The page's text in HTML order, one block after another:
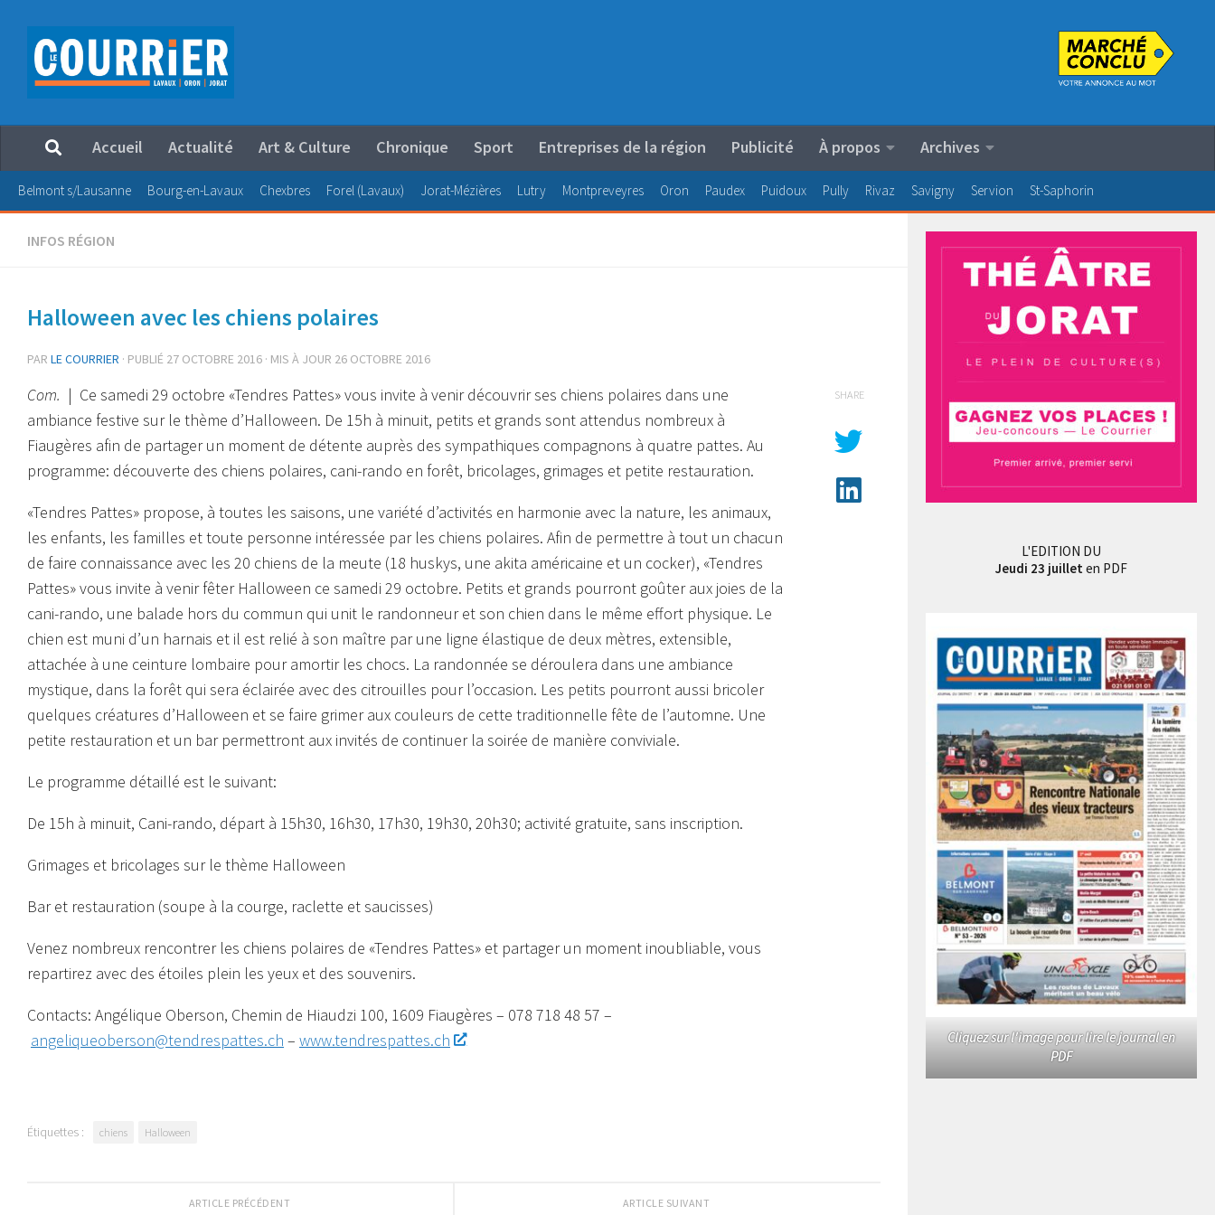
Au dessous du contenu
Accueil Actualité Art & Culture Chronique Sport Entreprises de la région Publicité À propos Archives
Belmont s/Lausanne Bourg-en-Lavaux Chexbres Forel (Lavaux) Jorat-Mézières Lutry Montpreveyres Oron Paudex Puidoux Pully Rivaz Savigny Servion St-Saphorin
INFOS RÉGION
Halloween avec les chiens polaires
PAR LE COURRIER · PUBLIÉ 27 OCTOBRE 2016 · MIS À JOUR 26 OCTOBRE 2016
Com. | Ce samedi 29 octobre «Tendres Pattes» vous invite à venir découvrir ses chiens polaires dans une
ambiance festive sur le thème d’Halloween. De 15h à minuit, petits et grands sont attendus nombreux à
Fiaugères afin de partager un moment de détente auprès des sympathiques compagnons à quatre pattes. Au
programme: découverte des chiens polaires, cani-rando en forêt, bricolages, grimages et petite restauration.
«Tendres Pattes» propose, à toutes les saisons, une variété d’activités en harmonie avec la nature, les animaux,
les enfants, les familles et toute personne intéressée par les chiens polaires. Afin de permettre à tout un chacun
de faire connaissance avec les 20 chiens de la meute (18 huskys, une akita américaine et un cocker), «Tendres
Pattes» vous invite à venir fêter Halloween ce samedi 29 octobre. Petits et grands pourront goûter aux joies de la
cani-rando, une balade hors du commun qui unit le randonneur et son chien dans le même effort physique. Le
chien est muni d’un harnais et il est relié à son maître par une ligne élastique de deux mètres, extensible,
attachée à une ceinture lombaire pour amortir les chocs. La randonnée se déroulera dans une ambiance
mystique, dans la forêt qui sera éclairée avec des citrouilles pour l’occasion. Les petits pourront aussi bricoler
quelques créatures d’Halloween et se faire grimer aux couleurs de cette traditionnelle fête de l’automne. Une
petite restauration et un bar permettront aux invités de continuer la soirée de manière conviviale.
Le programme détaillé est le suivant:
De 15h à minuit, Cani-rando, départ à 15h30, 16h30, 17h30, 19h30, 20h30; activité gratuite, sans inscription.
Grimages et bricolages sur le thème Halloween
Bar et restauration (soupe à la courge, raclette et saucisses)
Venez nombreux rencontrer les chiens polaires de «Tendres Pattes» et partager un moment inoubliable, vous
repartirez avec des étoiles plein les yeux et des souvenirs.
Contacts: Angélique Oberson, Chemin de Hiaudzi 100, 1609 Fiaugères – 078 718 48 57 –
angeliqueoberson@tendrespattes.ch – www.tendrespattes.ch
SHARE
Étiquettes : chiens Halloween
ARTICLE SUIVANT
ARTICLE PRÉCÉDENT
L'EDITION DU
Jeudi 23 juillet en PDF
Cliquez sur l'image pour lire le journal en
PDF